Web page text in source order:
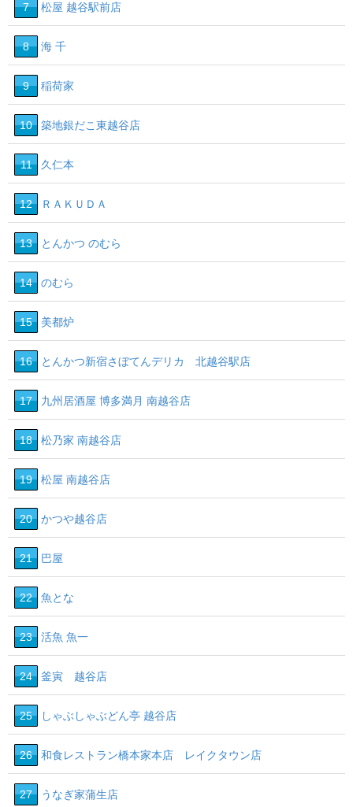
7 松屋 越谷駅前店
8 海 千
9 稲荷家
10 築地銀だこ東越谷店
11 久仁本
12 ＲＡＫＵＤＡ
13 とんかつ のむら
14 のむら
15 美都炉
16 とんかつ新宿さぼてんデリカ 北越谷駅店
17 九州居酒屋 博多満月 南越谷店
18 松乃家 南越谷店
19 松屋 南越谷店
20 かつや越谷店
21 巴屋
22 魚とな
23 活魚 魚一
24 釜寅 越谷店
25 しゃぶしゃぶどん亭 越谷店
26 和食レストラン橋本家本店 レイクタウン店
27 うなぎ家蒲生店